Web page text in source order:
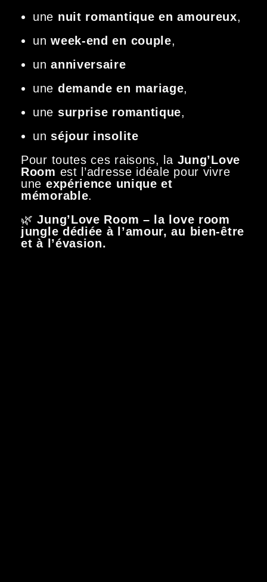
une nuit romantique en amoureux,
unweek-end en couple,
unanniversaire
une demande en mariage,
une surprise romantique,
unséjour insolite
Pour toutes ces raisons, la Jung’Love
Room est l’adresse idéale pour vivre
une expérience unique et
mémorable.
🌿Jung’Love Room – la love room
jungle dédiée à l’amour, au bien-être
et à l’évasion.